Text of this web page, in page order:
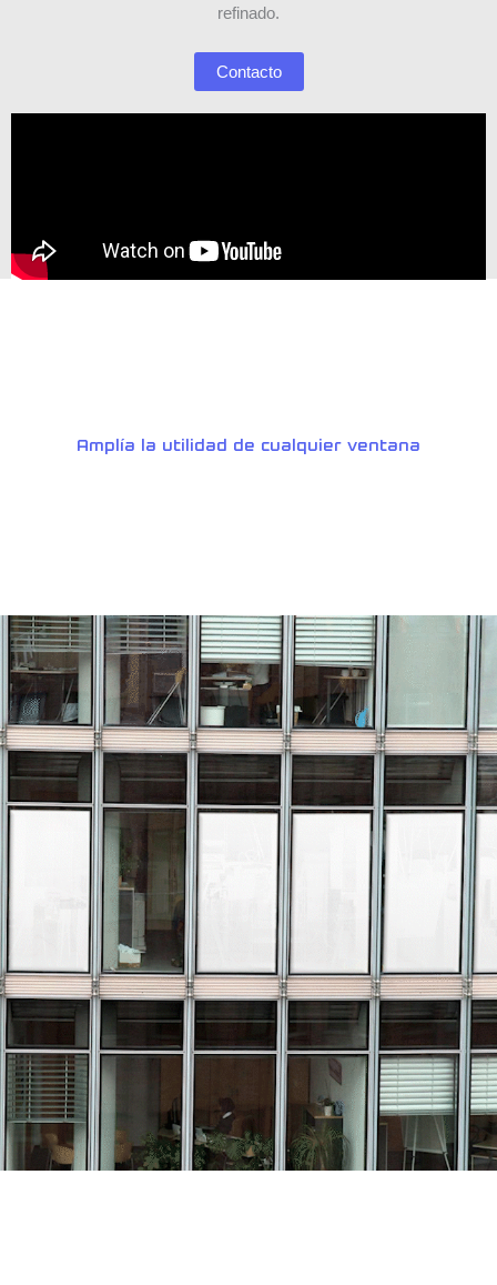
refinado.
Contacto
Amplía la utilidad de cualquier ventana